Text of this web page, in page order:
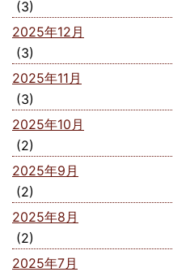
(3)
2025年12月
(3)
2025年11月
(3)
2025年10月
(2)
2025年9月
(2)
2025年8月
(2)
2025年7月